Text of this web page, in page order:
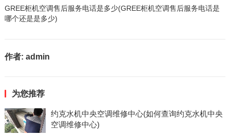
GREE柜机空调售后服务电话是多少(GREE柜机空调售后服务电话是
哪个还是是多少)
作者: admin
为您推荐
约克水机中央空调维修中心(如何查询约克水机中央
空调维修中心)